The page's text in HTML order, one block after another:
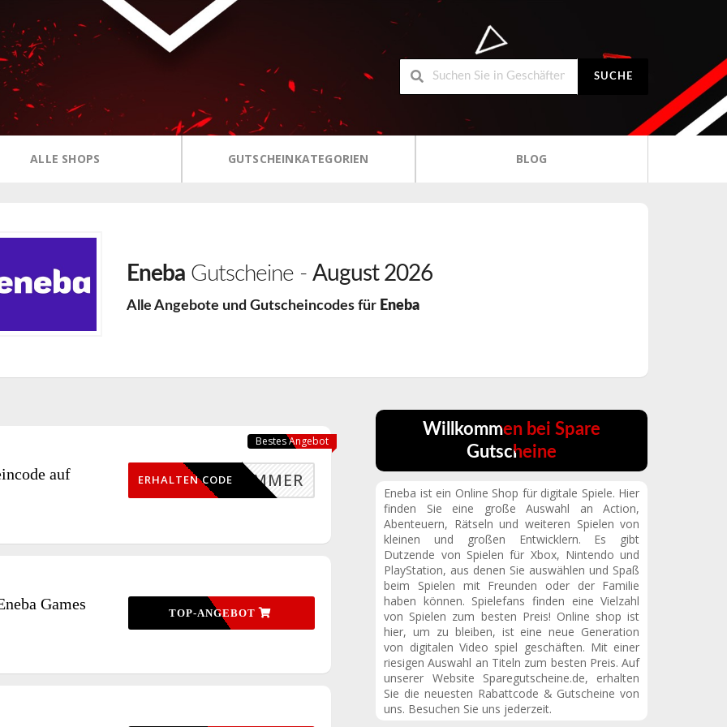
SUCHE
ALLE SHOPS GUTSCHEINKATEGORIEN BLOG
Eneba Gutscheine - August 2026
Alle Angebote und Gutscheincodes für Eneba
auf
SUMMER
ERHALTEN CODE
Bestes Angebot
Games
TOP-ANGEBOT
Willkommen bei Spare
Gutscheine
Eneba ist ein Online Shop für digitale Spiele. Hier
finden Sie eine große Auswahl an Action,
Abenteuern, Rätseln und weiteren Spielen von
kleinen und großen Entwicklern. Es gibt
Dutzende von Spielen für Xbox, Nintendo und
PlayStation, aus denen Sie auswählen und Spaß
beim Spielen mit Freunden oder der Familie
haben können. Spielefans finden eine Vielzahl
von Spielen zum besten Preis! Online shop ist
hier, um zu bleiben, ist eine neue Generation
von digitalen Video spiel geschäften. Mit einer
riesigen Auswahl an Titeln zum besten Preis. Auf
unserer Website Sparegutscheine.de, erhalten
Sie die neuesten Rabattcode & Gutscheine von
uns. Besuchen Sie uns jederzeit.